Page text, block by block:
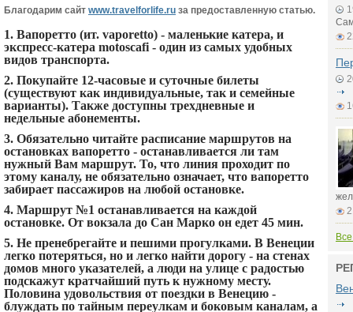
Благодарим сайт www.travelforlife.ru за предоставленную статью.
1. Вапоретто (ит. vaporetto) - маленькие катера, и
экспресс-катера motoscafi - один из самых удобных
видов транспорта.
2. Покупайте 12-часовые и суточные билеты
(существуют как индивидуальные, так и семейные
варианты). Также доступны трехдневные и
недельные абонементы.
3. Обязательно читайте расписание маршрутов на
остановках вапоретто - останавливается ли там
нужный Вам маршрут. То, что линия проходит по
этому каналу, не обязательно означает, что вапоретто
забирает пассажиров на любой остановке.
4. Маршрут №1 останавливается на каждой
остановке. От вокзала до Сан Марко он едет 45 мин.
5. Не пренебрегайте и пешими прогулками. В Венеции
легко потеряться, но и легко найти дорогу - на стенах
домов много указателей, а люди на улице с радостью
подскажут кратчайший путь к нужному месту.
Половина удовольствия от поездки в Венецию -
блуждать по тайным переулкам и боковым каналам, а